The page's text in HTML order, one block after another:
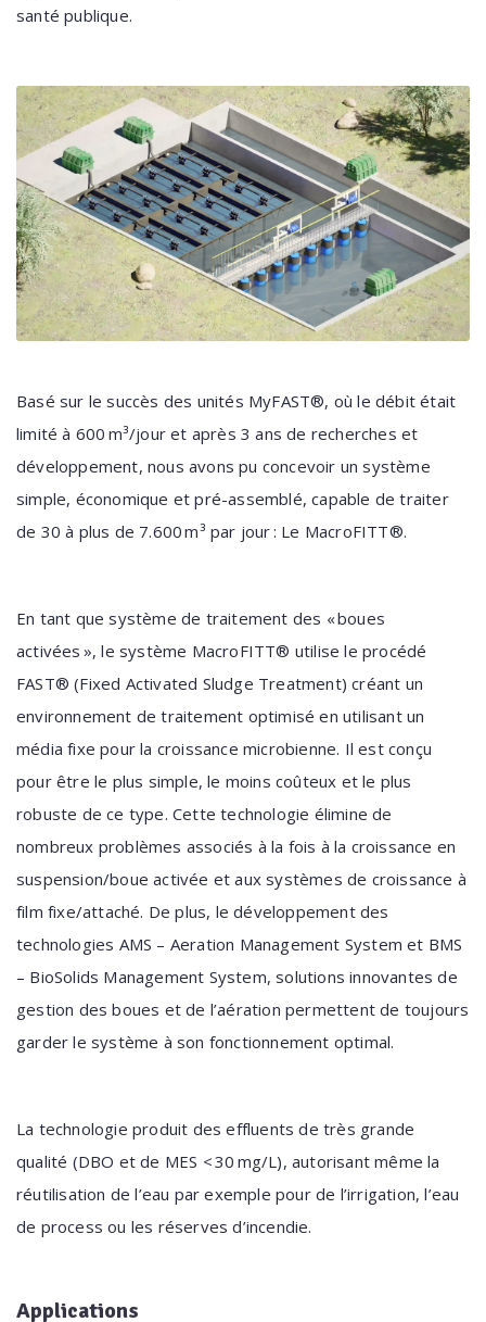
santé publique.
Basé sur le succès des unités MyFAST®, où le débit était
limité à 600 m³/jour et après 3 ans de recherches et
développement, nous avons pu concevoir un système
simple, économique et pré-assemblé, capable de traiter
de 30 à plus de 7.600 m³ par jour : Le MacroFITT®.
En tant que système de traitement des « boues
activées », le système MacroFITT® utilise le procédé
FAST® (Fixed Activated Sludge Treatment) créant un
environnement de traitement optimisé en utilisant un
média fixe pour la croissance microbienne. Il est conçu
pour être le plus simple, le moins coûteux et le plus
robuste de ce type. Cette technologie élimine de
nombreux problèmes associés à la fois à la croissance en
suspension/boue activée et aux systèmes de croissance à
film fixe/attaché. De plus, le développement des
technologies AMS – Aeration Management System et BMS
– BioSolids Management System, solutions innovantes de
gestion des boues et de l’aération permettent de toujours
garder le système à son fonctionnement optimal.
La technologie produit des effluents de très grande
qualité (DBO et de MES < 30 mg/L), autorisant même la
réutilisation de l’eau par exemple pour de l’irrigation, l’eau
de process ou les réserves d’incendie.
Applications